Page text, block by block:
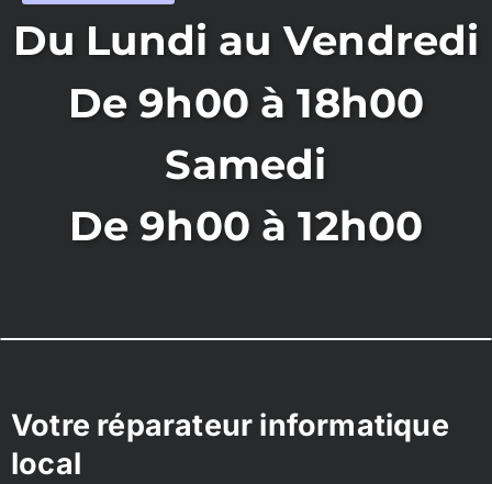
Du Lundi au Vendredi
De 9h00 à 18h00
Samedi
De 9h00 à 12h00
Votre réparateur informatique
local